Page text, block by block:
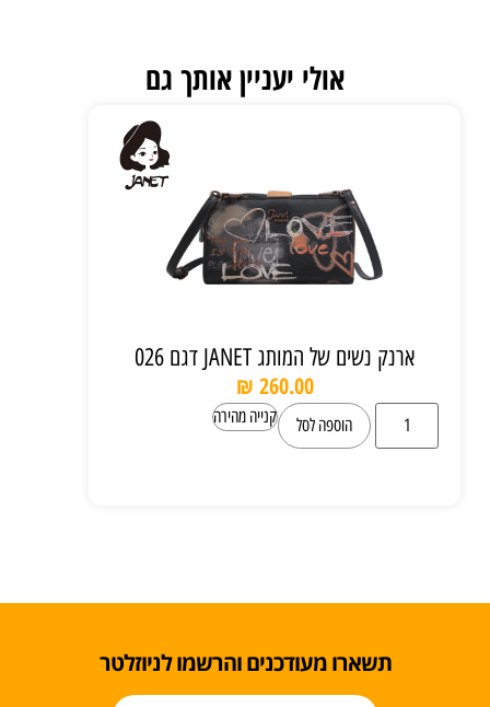
אולי יעניין אותך גם
ארנק נשים של המותג JANET דגם 026
₪ 260.00
הוספה לסל קנייה מהירה
תשארו מעודכנים והרשמו לניוזלטר